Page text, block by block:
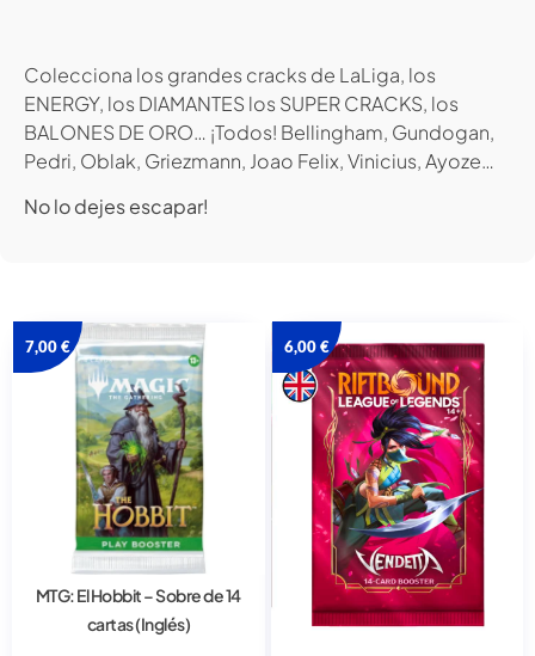
Colecciona los grandes cracks de LaLiga, los
ENERGY, los DIAMANTES los SUPER CRACKS, los
BALONES DE ORO… ¡Todos! Bellingham, Gundogan,
Pedri, Oblak, Griezmann, Joao Felix, Vinicius, Ayoze…
No lo dejes escapar!
7,00€
MTG: El Hobbit – Sobre de 14
cartas (Inglés)
6,00€